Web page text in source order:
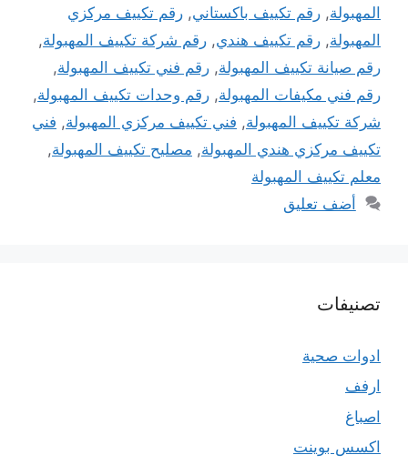
المهبولة, رقم تكييف باكستاني, رقم تكييف مركزي
المهبولة, رقم تكييف هندي, رقم شركة تكييف المهبولة,
رقم صيانة تكييف المهبولة, رقم فني تكييف المهبولة,
رقم فني مكيفات المهبولة, رقم وحدات تكييف المهبولة,
شركة تكييف المهبولة, فني تكييف مركزي المهبولة, فني
تكييف مركزي هندي المهبولة, مصليح تكييف المهبولة,
معلم تكييف المهبولة
أضف تعليق
تصنيفات
ادوات صحية
ارفف
اصباغ
اكسس بوينت